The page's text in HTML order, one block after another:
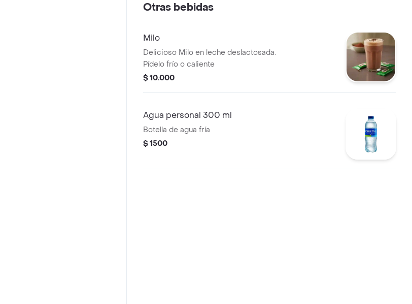
Otras bebidas
Milo
Delicioso Milo en leche deslactosada.
Pídelo frío o caliente
$ 10.000
Agua personal 300 ml
Botella de agua fría
$ 1500